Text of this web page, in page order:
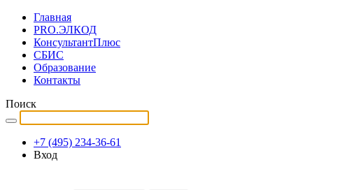
Главная
PRO.ЭЛКОД
КонсультантПлюс
СБИС
Образование
Контакты
Поиск
+7 (495) 234-36-61
Вход